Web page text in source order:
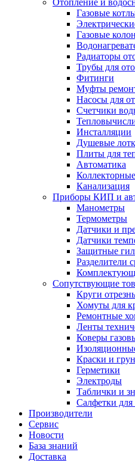
Отопление и
Газовые
Газовые
Радиаторы
Трубы для
Фитинги
Муфты
Насосы для
Счетчики
Инсталляции
Душевые
Плиты для
Автоматика
Канализация
Приборы КИП и
Манометры
Термометры
Датчики и
Датчики
Защитные
Разделители
Сопутствующие
Круги
Хомуты для
Ремонтные
Ленты
Коверы
Краски и
Герметики
Электроды
Таблички и
Салфетки для
Производители
Сервис
Новости
База знаний
Доставка